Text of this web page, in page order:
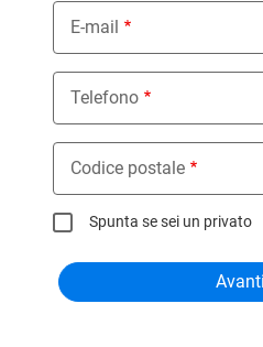
E-mail
Telefono
Codice postale
Spunta se sei un privato